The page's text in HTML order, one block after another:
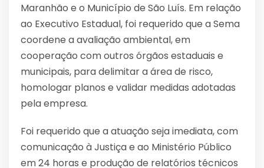
Maranhão e o Município de São Luís. Em relação
ao Executivo Estadual, foi requerido que a Sema
coordene a avaliação ambiental, em
cooperação com outros órgãos estaduais e
municipais, para delimitar a área de risco,
homologar planos e validar medidas adotadas
pela empresa.
Foi requerido que a atuação seja imediata, com
comunicação à Justiça e ao Ministério Público
em 24 horas e produção de relatórios técnicos